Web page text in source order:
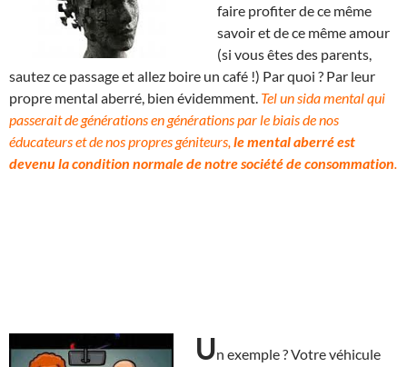
faire profiter de ce même
savoir et de ce même amour
(si vous êtes des parents,
sautez ce passage et allez boire un café !) Par quoi ? Par leur
propre mental aberré, bien évidemment. Tel un sida mental qui
passerait de générations en générations par le biais de nos
éducateurs et de nos propres géniteurs, le mental aberré est
devenu la condition normale de notre société de consommation
Un exemple ? Votre véhicule